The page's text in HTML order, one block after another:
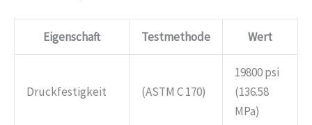
Eigenschaft Testmethode Wert
Druckfestigkeit (ASTM C 170)
19800 psi
(136.58
MPa)